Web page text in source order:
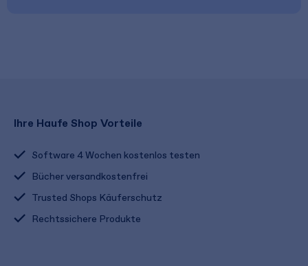
Ihre Haufe Shop Vorteile
Software 4 Wochen kostenlos testen
Bücher versandkostenfrei
Trusted Shops Käuferschutz
Rechtssichere Produkte